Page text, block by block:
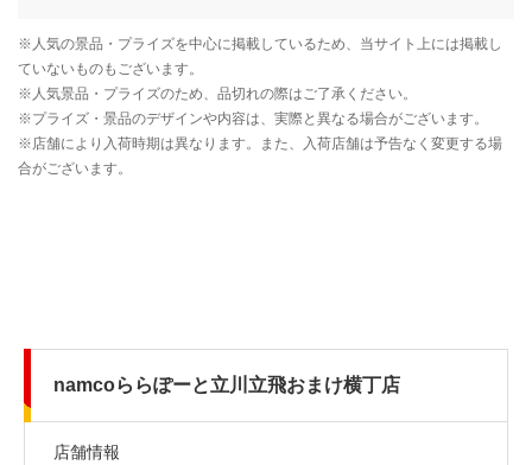
namcoららぽーと立川立飛おまけ横丁店
店舗情報